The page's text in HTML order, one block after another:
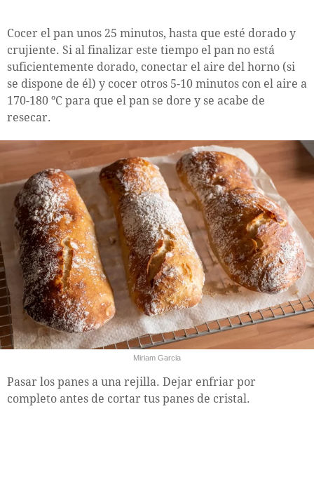
Cocer el pan unos 25 minutos, hasta que esté dorado y
crujiente. Si al finalizar este tiempo el pan no está
suficientemente dorado, conectar el aire del horno (si
se dispone de él) y cocer otros 5-10 minutos con el aire a
170-180 ºC para que el pan se dore y se acabe de
resecar.
Miriam Garcia
Pasar los panes a una rejilla. Dejar enfriar por
completo antes de cortar tus panes de cristal.